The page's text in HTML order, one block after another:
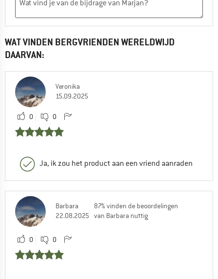
WAT VINDEN BERGVRIENDEN WERELDWIJD
DAARVAN:
Veronika
15.09.2025
0 0
Ja, ik zou het product aan een vriend aanraden
Barbara
22.08.2025
87% vinden de beoordelingen
van Barbara nuttig
0 0